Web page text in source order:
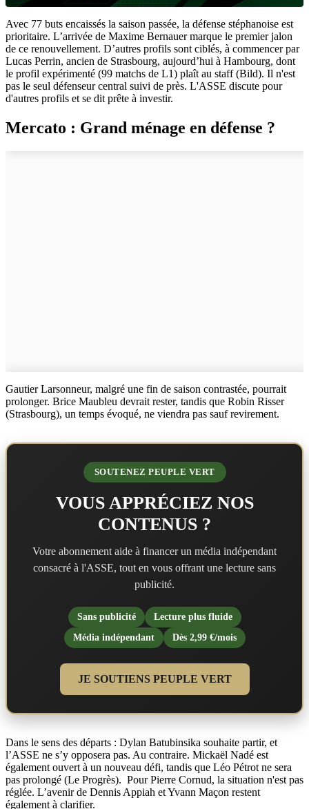
Avec 77 buts encaissés la saison passée, la défense stéphanoise est
prioritaire. L’arrivée de Maxime Bernauer marque le premier jalon
de ce renouvellement. D’autres profils sont ciblés, à commencer par
Lucas Perrin, ancien de Strasbourg, aujourd’hui à Hambourg, dont
le profil expérimenté (99 matchs de L1) plaît au staff (Bild). Il n'est
pas le seul défenseur central suivi de près. L'ASSE discute pour
d'autres profils et se dit prête à investir.
Mercato : Grand ménage en défense ?
Gautier Larsonneur, malgré une fin de saison contrastée, pourrait
prolonger. Brice Maubleu devrait rester, tandis que Robin Risser
(Strasbourg), un temps évoqué, ne viendra pas sauf revirement.
SOUTENEZ PEUPLE VERT
VOUS APPRÉCIEZ NOS
CONTENUS ?
Votre abonnement aide à financer un média indépendant
consacré à l'ASSE, tout en vous offrant une lecture sans
publicité.
Sans publicité
Lecture plus fluide
Média indépendant
Dès 2,99 €/mois
JE SOUTIENS PEUPLE VERT
Dans le sens des départs : Dylan Batubinsika souhaite partir, et
l’ASSE ne s’y opposera pas. Au contraire. Mickaël Nadé est
également ouvert à un nouveau défi, tandis que Léo Pétrot ne sera
pas prolongé (Le Progrès). Pour Pierre Cornud, la situation n'est pas
réglée. L’avenir de Dennis Appiah et Yvann Maçon restent
également à clarifier.